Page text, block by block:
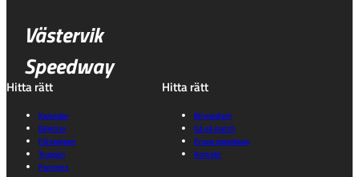
Västervik
Speedway
Hitta rätt
Kalender
Biljetter
Föreningen
Truppen
Partners
Hitta rätt
Bli medlem
Gå på match
Prova speedway
Kontakt